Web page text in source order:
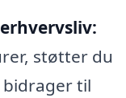
støtter du
til